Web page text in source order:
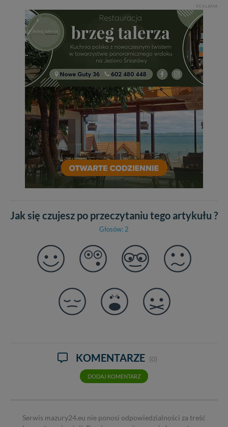
REKLAMA
Jak się czujesz po przeczytaniu tego artykułu ?
Głosów: 2
KOMENTARZE (0)
DODAJ KOMENTARZ
Serwis mazury24.eu nie ponosi odpowiedzialności za treść